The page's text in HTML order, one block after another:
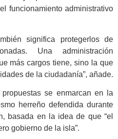
funcionamiento administrativo
significa protegerlos de
Una administración
más cargos tiene, sino la que
de la ciudadanía”, añade.
se enmarcan en la
herreño defendida durante
basada en la idea de que “el
gobierno de la isla”.